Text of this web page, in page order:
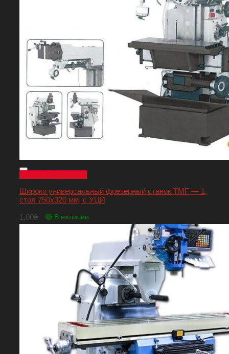
Быстрый просмотр
Широко универсальный фрезерный станок TMF — 1,
стол 750х320 мм, с УЦИ
1,00₴ 🟢 В наличии